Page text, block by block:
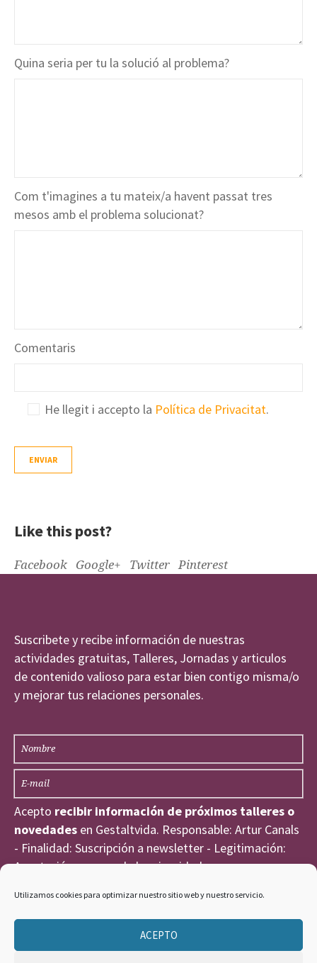
Utilizamos cookies para optimizar nuestro sitio web y nuestro servicio.
ACEPTO
Quina seria per tu la solució al problema?
Com t'imagines a tu mateix/a havent passat tres
mesos amb el problema solucionat?
Comentaris
He llegit i accepto la Política de Privacitat.
Like this post?
Facebook Google+ Twitter Pinterest
Suscribete y recibe información de nuestras
actividades gratuitas, Talleres, Jornadas y articulos
de contenido valioso para estar bien contigo misma/o
y mejorar tus relaciones personales.
Acepto recibir información de próximos talleres o
novedades en Gestaltvida. Responsable: Artur Canals
- Finalidad: Suscripción a newsletter - Legitimación:
Aceptación expresa de la privacidad
He leído y acepto la
Política de Privacidad